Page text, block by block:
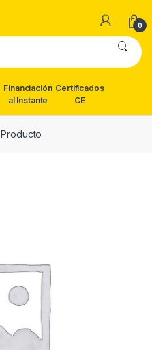
0
Financiación
al Instante
Certificados
CE
Producto